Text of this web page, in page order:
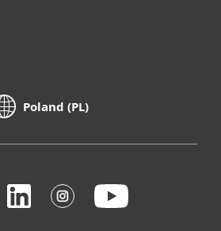
Poland (PL)